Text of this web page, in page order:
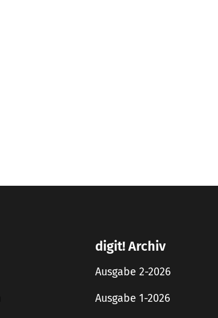
digit! Archiv
Ausgabe 2-2026
Ausgabe 1-2026